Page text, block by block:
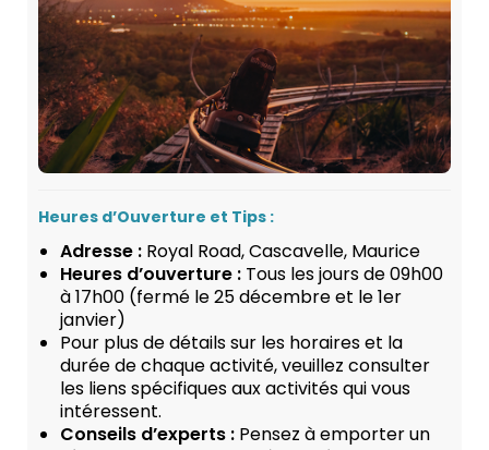
Heures d’Ouverture et Tips :
Adresse : Royal Road, Cascavelle, Maurice
Heures d’ouverture : Tous les jours de 09h00
à 17h00 (fermé le 25 décembre et le 1er
janvier)
Pour plus de détails sur les horaires et la
durée de chaque activité, veuillez consulter
les liens spécifiques aux activités qui vous
intéressent.
Conseils d’experts : Pensez à emporter un